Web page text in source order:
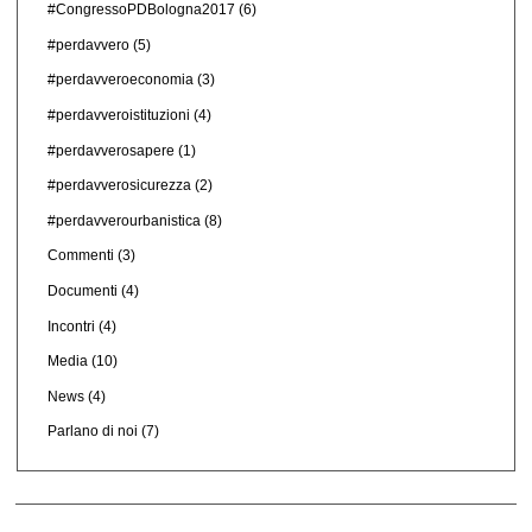
#CongressoPDBologna2017 (6)
#perdavvero(5)
#perdavveroeconomia(3)
#perdavveroistituzioni (4)
#perdavverosapere (1)
#perdavverosicurezza(2)
#perdavverourbanistica(8)
Commenti (3)
Documenti (4)
Incontri (4)
Media(10)
News(4)
Parlano di noi (7)